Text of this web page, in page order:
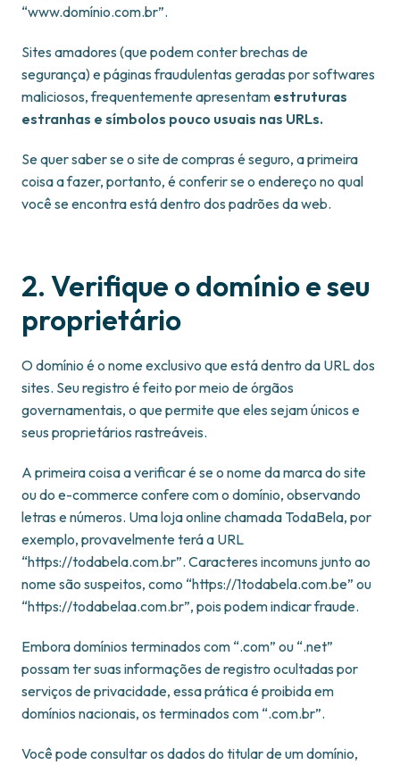
“www.domínio.com.br”.
Sites amadores (que podem conter brechas de
segurança) e páginas fraudulentas geradas por softwares
maliciosos, frequentemente apresentam estruturas
estranhas e símbolos pouco usuais nas URLs.
Se quer saber se o site de compras é seguro, a primeira
coisa a fazer, portanto, é conferir se o endereço no qual
você se encontra está dentro dos padrões da web.
2. Verifique o domínio e seu
proprietário
O domínio é o nome exclusivo que está dentro da URL dos
sites. Seu registro é feito por meio de órgãos
governamentais, o que permite que eles sejam únicos e
seus proprietários rastreáveis.
A primeira coisa a verificar é se o nome da marca do site
ou do e-commerce confere com o domínio, observando
letras e números. Uma loja online chamada TodaBela, por
exemplo, provavelmente terá a URL
“https://todabela.com.br”. Caracteres incomuns junto ao
nome são suspeitos, como “https://1todabela.com.be” ou
“https://todabelaa.com.br”, pois podem indicar fraude.
Embora domínios terminados com “.com” ou “.net”
possam ter suas informações de registro ocultadas por
serviços de privacidade, essa prática é proibida em
domínios nacionais, os terminados com “.com.br”.
Você pode consultar os dados do titular de um domínio,